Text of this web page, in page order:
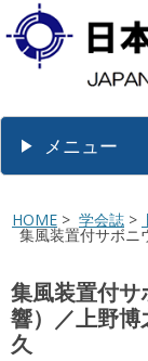
メニュー
HOME > 学会誌 >
集風装置付サボニ
集風装置付
響）／上野
久